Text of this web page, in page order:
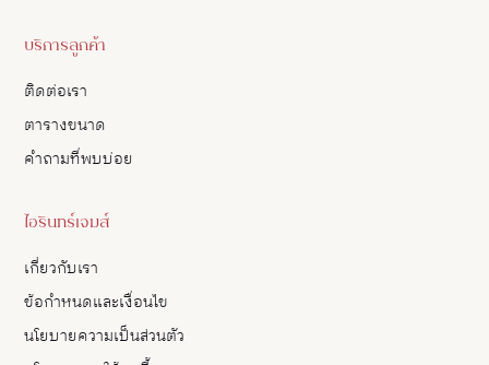
บริการลูกค้า
ติดต่อเรา
ตารางขนาด
คำถามที่พบบ่อย
ไอรินทร์เจมส์
เกี่ยวกับเรา
ข้อกำหนดและเงื่อนไข
นโยบายความเป็นส่วนตัว